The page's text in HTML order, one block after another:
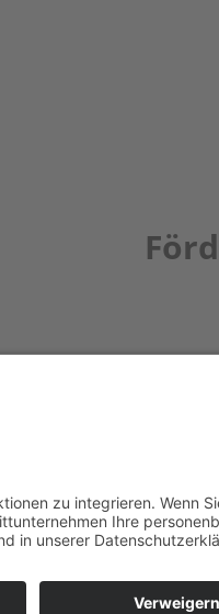
Dr. Veronika
Freyung 1, 92539
Tel.:+49 (0)9674